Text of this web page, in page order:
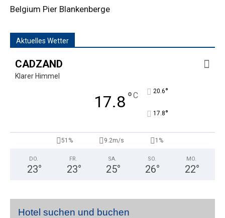
Belgium Pier Blankenberge
Aktuelles Wetter
CADZAND
Klarer Himmel
17.8°C 20.6°
17.8°
51% 9.2m/s 1%
DO.
23°
FR.
23°
SA.
25°
SO.
26°
MO.
22°
Hotel suchen und buchen